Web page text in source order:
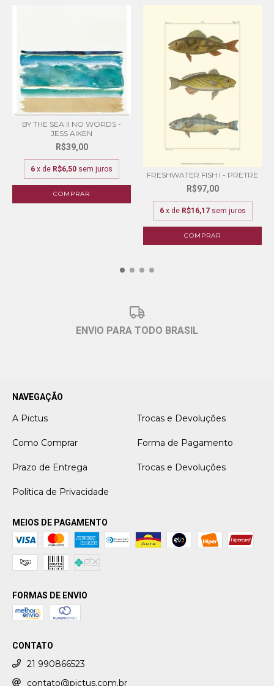
BY THE SEA II NO WORDS -
JESS AIKEN
R$39,00
6 x de R$6,50 sem juros
COMPRAR
FRESHWATER FISH I - PRETRE
R$97,00
6 x de R$16,17 sem juros
COMPRAR
ENVIO PARA TODO BRASIL
NAVEGAÇÃO
A Pictus Trocas e Devoluções
Como Comprar Forma de Pagamento
Prazo de Entrega Trocas e Devoluções
Política de Privacidade
MEIOS DE PAGAMENTO
FORMAS DE ENVIO
CONTATO
21 990866523
contato@pictus.com.br